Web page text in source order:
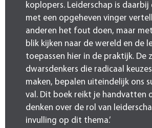
koplopers. Leiderschap is daarbij
met een opgeheven vinger
anderen het fout doen, maar
blik kijken naar de wereld en de
toepassen hier in de praktijk. De
dwarsdenkers die radicaal
maken, bepalen uiteindelijk ons
val. Dit boek reikt je handvatten
denken over de rol van
invulling op dit thema.’